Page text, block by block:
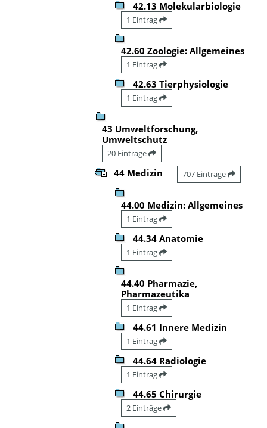
42.13 Molekularbiologie
1 Eintrag
42.60 Zoologie: Allgemeines
1 Eintrag
42.63 Tierphysiologie
1 Eintrag
43 Umweltforschung,
Umweltschutz
20 Einträge
44 Medizin 707 Einträge
44.00 Medizin: Allgemeines
1 Eintrag
44.34 Anatomie
1 Eintrag
44.40 Pharmazie,
Pharmazeutika
1 Eintrag
44.61 Innere Medizin
1 Eintrag
44.64 Radiologie
1 Eintrag
44.65 Chirurgie
2 Einträge